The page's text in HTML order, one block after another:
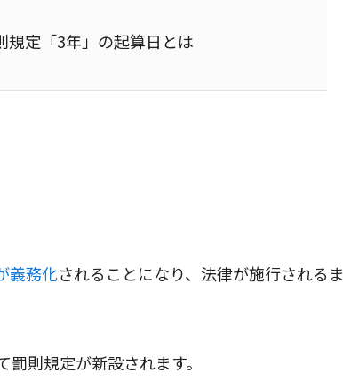
規定「3年」の起算日とは
義務化されることになり、法律が施行されるま
則規定が新設されます。